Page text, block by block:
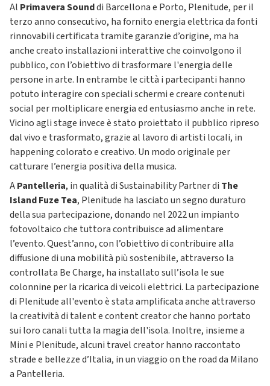
Al Primavera Sounddi Barcellona e Porto, Plenitude, per il
terzo anno consecutivo, ha fornito energia elettrica da fonti
rinnovabili certificata tramite garanzie d’origine, ma ha
anche creato installazioni interattive che coinvolgono il
pubblico, con l’obiettivo di trasformare l'energia delle
persone in arte. In entrambe le città i partecipanti hanno
potuto interagire con speciali schermi e creare contenuti
social per moltiplicare energia ed entusiasmo anche in rete.
Vicino agli stage invece è stato proiettato il pubblico ripreso
dal vivo e trasformato, grazie al lavoro di artisti locali, in
happening colorato e creativo. Un modo originale per
catturare l’energia positiva della musica.
APantelleria, in qualità di Sustainability Partner di The
Island Fuze Tea, Plenitude ha lasciato un segno duraturo
della sua partecipazione, donando nel 2022 un impianto
fotovoltaico che tuttora contribuisce ad alimentare
l’evento. Quest’anno, con l’obiettivo di contribuire alla
diffusione di una mobilità più sostenibile, attraverso la
controllata Be Charge, ha installato sull’isola le sue
colonnine per la ricarica di veicoli elettrici. La partecipazione
di Plenitude all'evento è stata amplificata anche attraverso
la creatività di talent e content creator che hanno portato
sui loro canali tutta la magia dell'isola. Inoltre, insieme a
Mini e Plenitude, alcuni travel creator hanno raccontato
strade e bellezze d’Italia, in un viaggio on the road da Milano
a Pantelleria.